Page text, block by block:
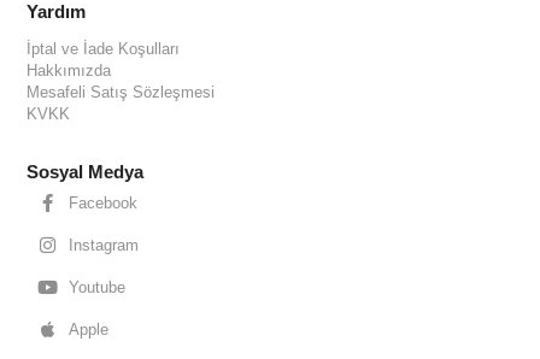
Yardım
İptal ve İade Koşulları
Hakkımızda
Mesafeli Satış Sözleşmesi
KVKK
Sosyal Medya
Facebook
Instagram
Youtube
Apple